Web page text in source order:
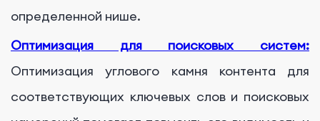
определенной нише.
Оптимизация для поисковых систем:
Оптимизация углового камня контента для
соответствующих ключевых слов и поисковых